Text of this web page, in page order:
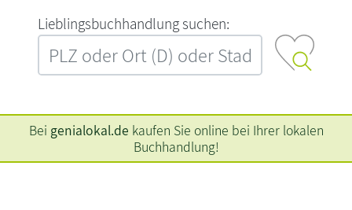
L‍i‍e‍b‍l‍i‍n‍g‍s‍b‍u‍c‍h‍h‍a‍n‍d‍l‍u‍n‍g‍ ‍s‍u‍c‍h‍e‍n‍:‍
Bei genialokal.de kaufen Sie online bei Ihrer lokalen
Buchhandlung!